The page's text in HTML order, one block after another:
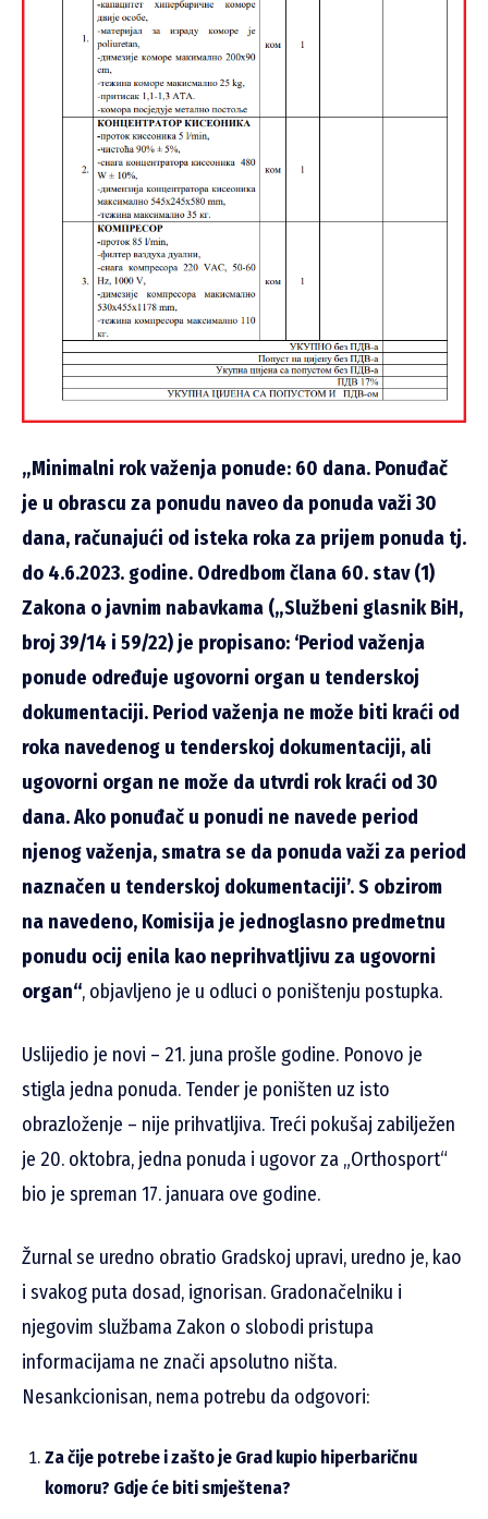
„Minimalni rok važenja ponude: 60 dana. Ponuđač
je u obrascu za ponudu naveo da ponuda važi 30
dana, računajući od isteka roka za prijem ponuda tj.
do 4.6.2023. godine. Odredbom člana 60. stav (1)
Zakona o javnim nabavkama („Službeni glasnik BiH,
broj 39/14 i 59/22) je propisano: ‘Period važenja
ponude određuje ugovorni organ u tenderskoj
dokumentaciji. Period važenja ne može biti kraći od
roka navedenog u tenderskoj dokumentaciji, ali
ugovorni organ ne može da utvrdi rok kraći od 30
dana. Ako ponuđač u ponudi ne navede period
njenog važenja, smatra se da ponuda važi za period
naznačen u tenderskoj dokumentaciji’. S obzirom
na navedeno, Komisija je jednoglasno predmetnu
ponudu ocij enila kao neprihvatljivu za ugovorni
organ“, objavljeno je u odluci o poništenju postupka.
Uslijedio je novi – 21. juna prošle godine. Ponovo je
stigla jedna ponuda. Tender je poništen uz isto
obrazloženje – nije prihvatljiva. Treći pokušaj zabilježen
je 20. oktobra, jedna ponuda i ugovor za „Orthosport“
bio je spreman 17. januara ove godine.
Žurnal se uredno obratio Gradskoj upravi, uredno je, kao
i svakog puta dosad, ignorisan. Gradonačelniku i
njegovim službama Zakon o slobodi pristupa
informacijama ne znači apsolutno ništa.
Nesankcionisan, nema potrebu da odgovori:
Za čije potrebe i zašto je Grad kupio hiperbaričnu
komoru? Gdje će biti smještena?